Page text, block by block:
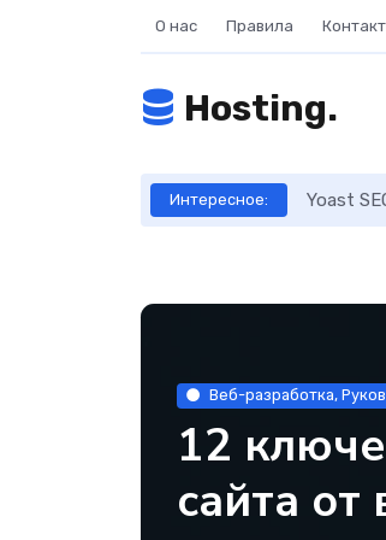
О нас Правила
Hosting.
Интересное: Yoast
Веб-разработка,
12
сайта